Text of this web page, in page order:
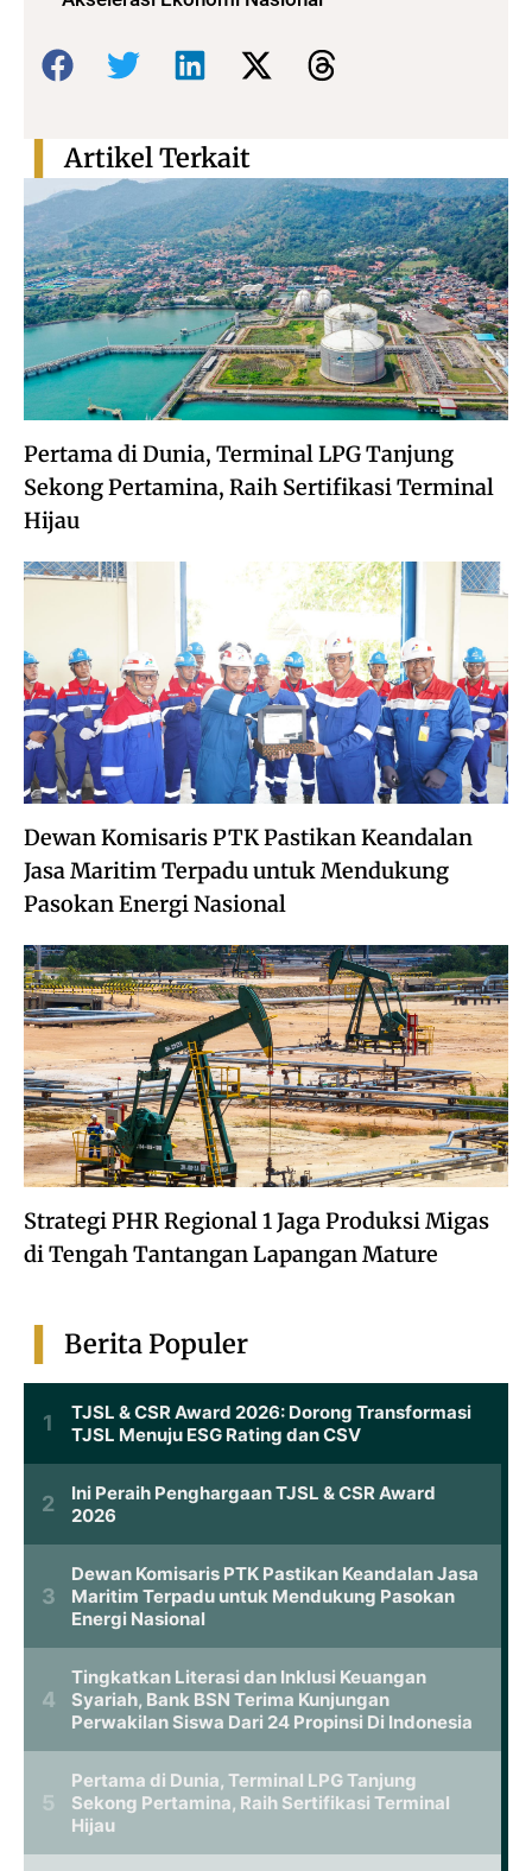
Bagikan:
Pertama di Dunia, Terminal LPG Tanjung
Sekong Pertamina, Raih Sertifikasi Terminal
Hijau
Dewan Komisaris PTK Pastikan Keandalan
Jasa Maritim Terpadu untuk Mendukung
Pasokan Energi Nasional
Strategi PHR Regional 1 Jaga Produksi Migas
di Tengah Tantangan Lapangan Mature
Artikel Terkait
Berita Populer